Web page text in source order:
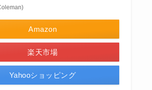
Amazon
楽天市場
Yahooショッピング